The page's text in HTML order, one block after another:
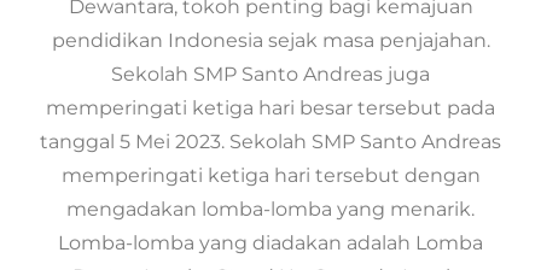
Dewantara, tokoh penting bagi kemajuan
pendidikan Indonesia sejak masa penjajahan.
Sekolah SMP Santo Andreas juga
memperingati ketiga hari besar tersebut pada
tanggal 5 Mei 2023. Sekolah SMP Santo Andreas
memperingati ketiga hari tersebut dengan
mengadakan lomba-lomba yang menarik.
Lomba-lomba yang diadakan adalah Lomba